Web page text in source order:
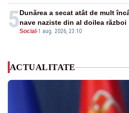
5Social -1 aug. 2026, 23:10
Dunărea a secat atât de mult
nave naziste din al doilea război
ACTUALITATE